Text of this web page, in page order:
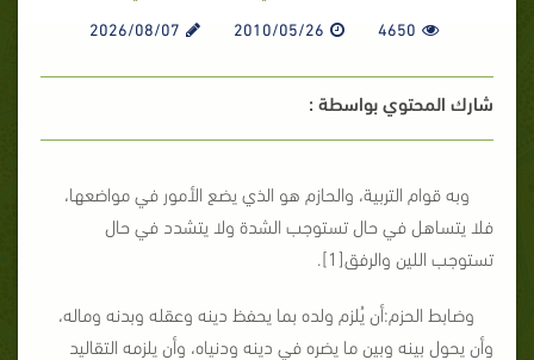
4650
2010/05/26
2026/08/07
شارك المحتوي بواسطة :
وبه قوام التربية، والحازم هو الذي يضع الأمور في مواضعها،
فلا يتساهل في حال تستوجب الشدة ولا يتشدد في حال
تستوجب اللين والرفق[1].
وضابط الحزم:أن يُلزم ولده بما يحفظ دينه وعقله وبدنه وماله،
وأن يحول بينه وبين ما يضره في دينه ودنياه، وأن يلزمه التقاليد